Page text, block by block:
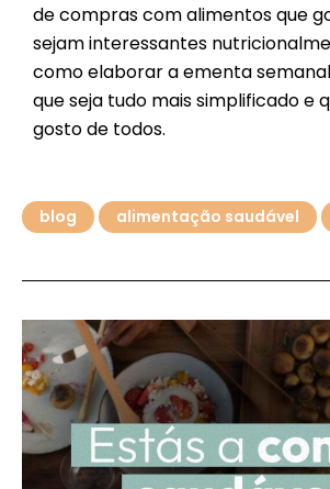
de compras com alimentos que
sejam interessantes
como elaborar a ementa
que seja tudo mais simplificado e
gosto de todos.
blog alimentação saudável